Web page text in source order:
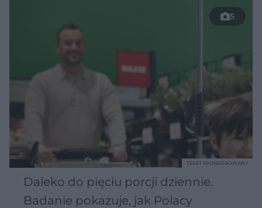
5
Daleko do pięciu porcji dziennie.
Badanie pokazuje, jak Polacy
TEKST SPONSOROWANY